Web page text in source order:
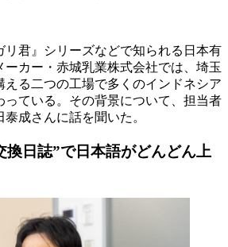
リ君』シリーズなどで知られる日本有
カー・赤城乳業株式会社では、埼玉
える二つの工場で多くのインドネシア
っている。その背景について、担当者
成さんに話を聞いた。
換日誌”で日本語がどんどん上